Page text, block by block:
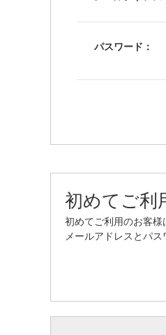
パスワード：
初めてご利
初めてご利用のお客様
メールアドレスとパ